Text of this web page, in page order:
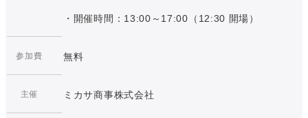
・開催時間：13:00～17:00（12:30 開場）
参加費 無料
主催 ミカサ商事株式会社